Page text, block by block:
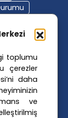
toplumu
çerezler
daha
ve